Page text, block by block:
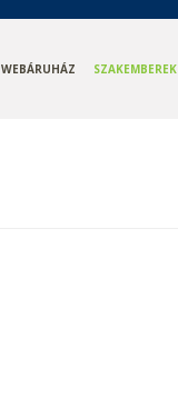
WEBÁRUHÁZ SZAKEMBEREK